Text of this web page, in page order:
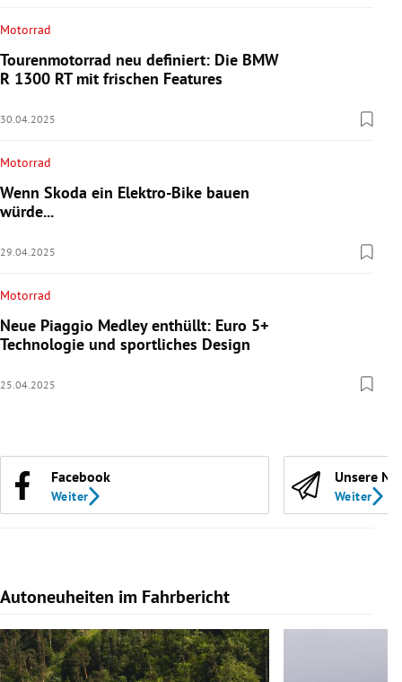
Motorrad
Tourenmotorrad neu definiert: Die BMW
R 1300 RT mit frischen Features
30.04.2025
Motorrad
Wenn Skoda ein Elektro-Bike bauen
würde...
29.04.2025
Motorrad
Neue Piaggio Medley enthüllt: Euro 5+
Technologie und sportliches Design
25.04.2025
Facebook
Weiter
Unsere
Weiter
Autoneuheiten im Fahrbericht
Slide 1 von 7